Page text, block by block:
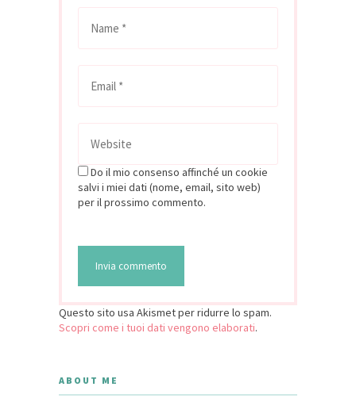
Do il mio consenso affinché un cookie
salvi i miei dati (nome, email, sito web)
per il prossimo commento.
Questo sito usa Akismet per ridurre lo spam.
Scopri come i tuoi dati vengono elaborati.
ABOUT ME